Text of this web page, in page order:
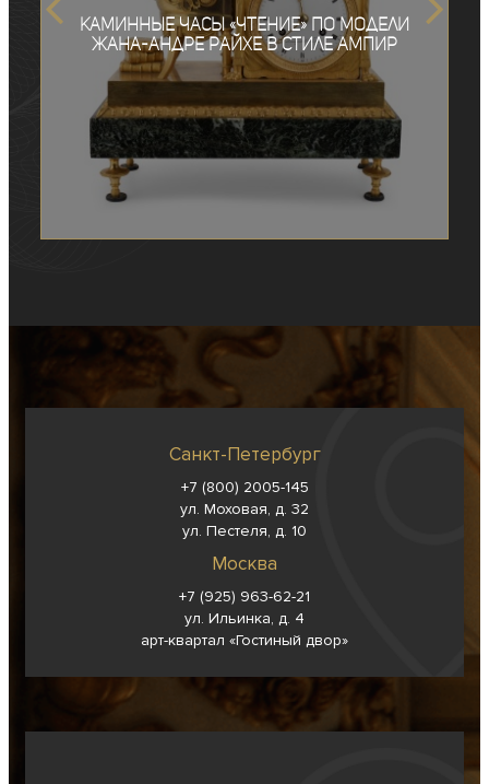
Каминные часы «Чтение» по модели
Жана-Андре Райхе в стиле ампир
Санкт-Петербург
+7 (800) 2005-145
ул. Моховая, д. 32
ул. Пестеля, д. 10
Москва
+7 (925) 963-62-21
ул. Ильинка, д. 4
арт-квартал «Гостиный двор»